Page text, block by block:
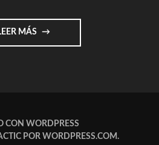
MÁS "SOBRE
LA
CON WORDPRESS
POR WORDPRESS.COM.